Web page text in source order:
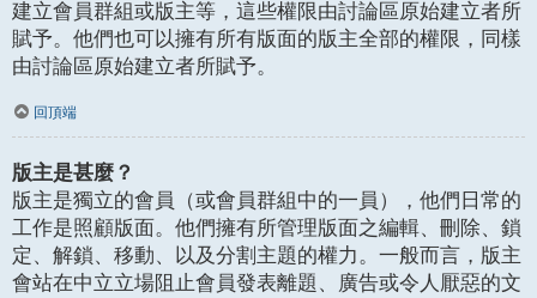
建立會員群組或版主等，這些權限由討論區原始建立者所
賦予。他們也可以擁有所有版面的版主全部的權限，同樣
由討論區原始建立者所賦予。
回頂端
版主是甚麼？
版主是獨立的會員（或會員群組中的一員），他們日常的
工作是照顧版面。他們擁有所管理版面之編輯、刪除、鎖
定、解鎖、移動、以及分割主題的權力。一般而言，版主
會站在中立立場阻止會員發表離題、廣告或令人厭惡的文